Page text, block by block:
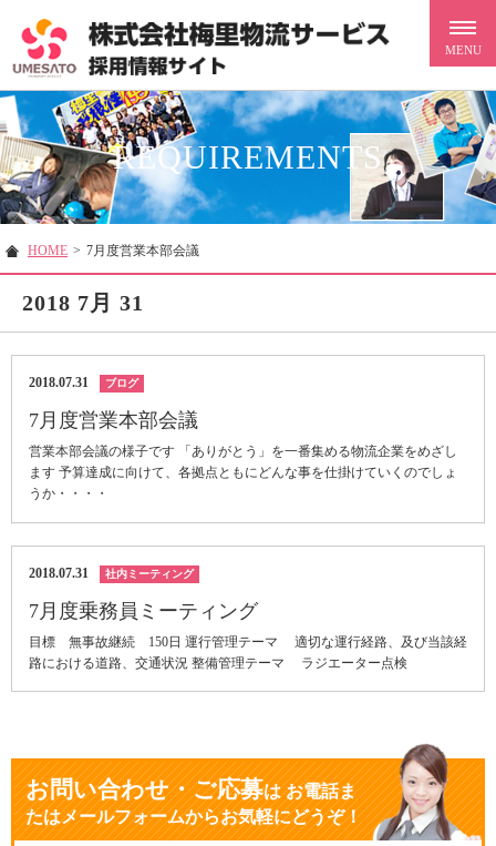
REQUIREMENTS
HOME > 7月度営業本部会議
2018 7月 31
2018.07.31 ブログ
7月度営業本部会議
営業本部会議の様子です 「ありがとう」を一番集める物流企業をめざし
ます 予算達成に向けて、各拠点ともにどんな事を仕掛けていくのでしょ
うか・・・・
2018.07.31 社内ミーティング
7月度乗務員ミーティング
目標 無事故継続 150日 運行管理テーマ 適切な運行経路、及び当該経
路における道路、交通状況 整備管理テーマ ラジエーター点検
お問い合わせ・ご応募はお電話ま
たはメールフォームからお気軽にどうぞ！